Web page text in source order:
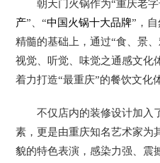
朝天门火锅作为“重庆老字
产”、“中国火锅十大品牌”，
精髓的基础上，通过“食、景
视觉、听觉、味觉之通感文化
着力打造“最重庆”的餐饮文化
不仅店内的装修设计加入
素，更是由重庆知名艺术家为
貌的特色表演，感染力强、震